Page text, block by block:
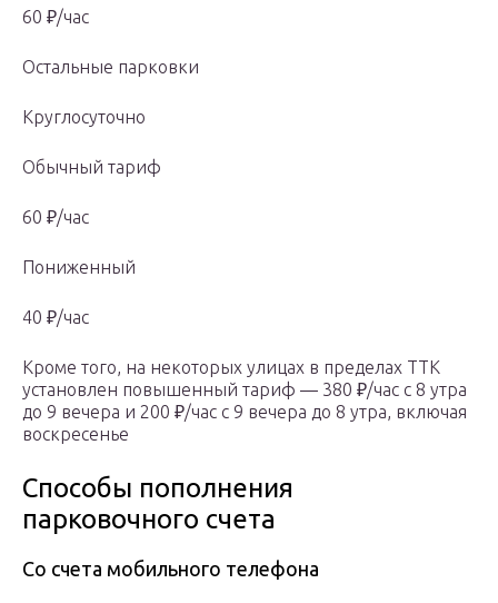
60 ₽/час
Остальные парковки
Круглосуточно
Обычный тариф
60 ₽/час
Пониженный
40 ₽/час
Кроме того, на некоторых улицах в пределах ТТК
установлен повышенный тариф — 380 ₽/час с 8 утра
до 9 вечера и 200 ₽/час с 9 вечера до 8 утра, включая
воскресенье
Способы пополнения
парковочного счета
Со счета мобильного телефона